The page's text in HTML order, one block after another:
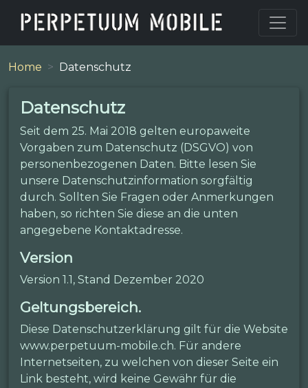
Home Datenschutz
Datenschutz
Seit dem 25. Mai 2018 gelten europaweite
Vorgaben zum Datenschutz (DSGVO) von
personenbezogenen Daten. Bitte lesen Sie
unsere Datenschutzinformation sorgfältig
durch. Sollten Sie Fragen oder Anmerkungen
haben, so richten Sie diese an die unten
angegebene Kontaktadresse.
Version
Version 1.1, Stand Dezember 2020
Geltungsbereich.
Diese Datenschutzerklärung gilt für die Website
www.perpetuum-mobile.ch. Für andere
Internetseiten, zu welchen von dieser Seite ein
Link besteht, wird keine Gewähr für die